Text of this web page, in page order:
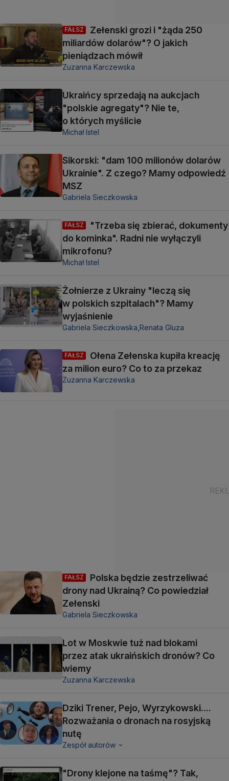
FAŁSZ
Zełenski grozi i "żąda 250
miliardów dolarów"? O jakich
pieniądzach mówił
Zuzanna Karczewska
Ukraińcy sprzedają na aukcjach
"polskie agregaty"? Nie te,
o których myślicie
Michał Istel
Sikorski: "dam 100 milionów dolarów
Ukrainie". Z czego? Mamy odpowiedź
MSZ
Gabriela Sieczkowska
FAŁSZ
"Trzeba się zbierać, dokumenty
do kominka". Radni nie wyłączyli
mikrofonu?
Michał Istel
Żołnierze z Ukrainy "leczą się
w polskich szpitalach"? Mamy
wyjaśnienie
Gabriela Sieczkowska, Renata Gluza
FAŁSZ
Ołena Zełenska kupiła kreację
za milion euro? Co to za przekaz
Zuzanna Karczewska
FAŁSZ
Polska będzie zestrzeliwać
drony nad Ukrainą? Co powiedział
Zełenski
Gabriela Sieczkowska
Lot w Moskwie tuż nad blokami
przez atak ukraińskich dronów? Co
wiemy
Zuzanna Karczewska
Dziki Trener, Pejo, Wyrzykowski....
Rozważania o dronach na rosyjską
nutę
Zespół autorów
"Drony klejone na taśmę"? Tak,